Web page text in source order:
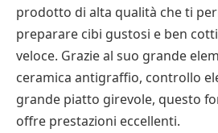
prodotto di alta qualità che ti
preparare cibi gustosi e ben
veloce. Grazie al suo grande
ceramica antigraffio, controllo
grande piatto girevole, questo
offre prestazioni eccellenti.